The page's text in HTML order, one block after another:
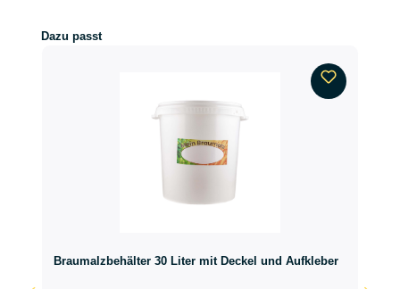
Produktgalerie überspringen
Dazu passt
Braumalzbehälter 30 Liter mit Deckel und Aufkleber